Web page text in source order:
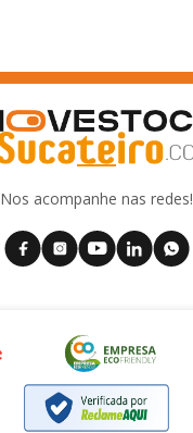
Nos acompanhe nas redes!